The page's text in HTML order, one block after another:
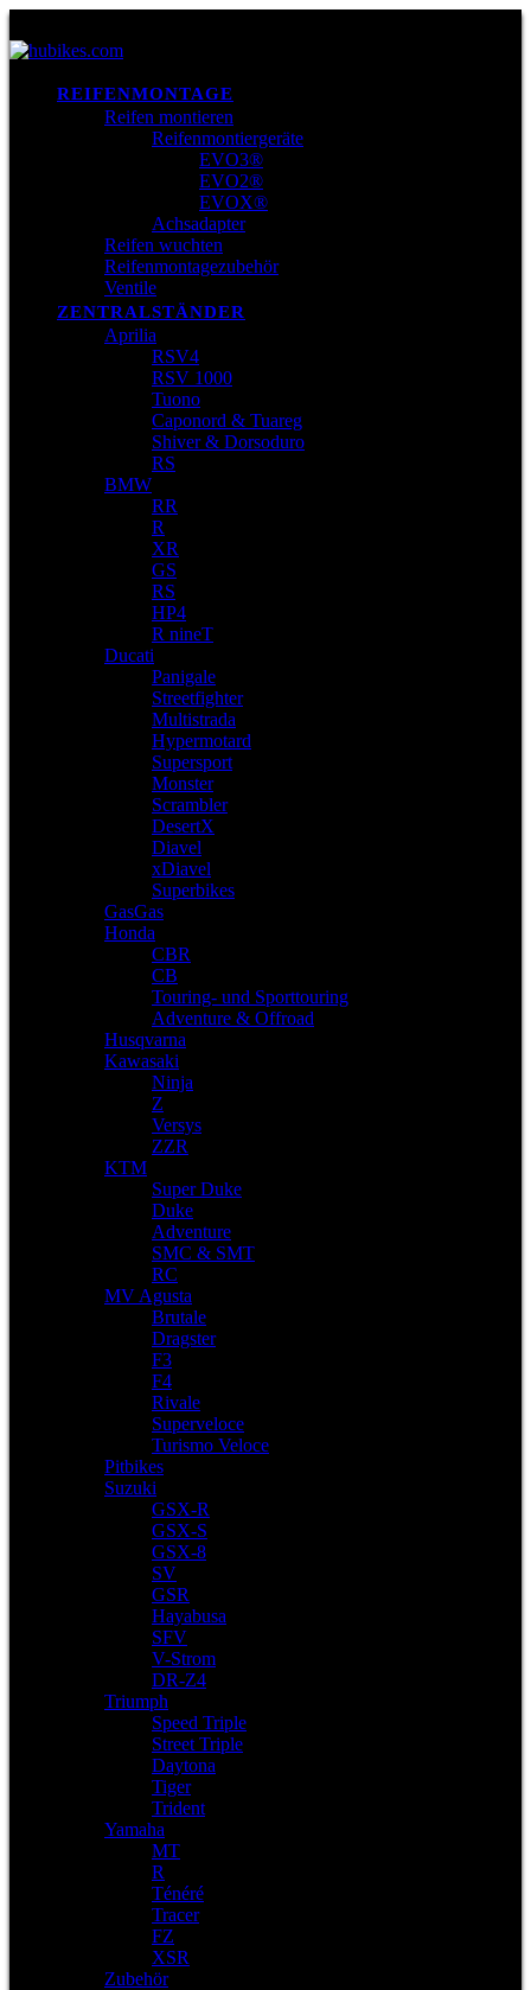
REIFENMONTAGE
Reifen montieren
Reifenmontiergeräte
EVO3®
EVO2®
EVOX®
Achsadapter
Reifen wuchten
Reifenmontagezubehör
Ventile
ZENTRALSTÄNDER
Aprilia
RSV4
RSV 1000
Tuono
Caponord & Tuareg
Shiver & Dorsoduro
RS
BMW
RR
R
XR
GS
RS
HP4
R nineT
Ducati
Panigale
Streetfighter
Multistrada
Hypermotard
Supersport
Monster
Scrambler
DesertX
Diavel
xDiavel
Superbikes
GasGas
Honda
CBR
CB
Touring- und Sporttouring
Adventure & Offroad
Husqvarna
Kawasaki
Ninja
Z
Versys
ZZR
KTM
Super Duke
Duke
Adventure
SMC & SMT
RC
MV Agusta
Brutale
Dragster
F3
F4
Rivale
Superveloce
Turismo Veloce
Pitbikes
Suzuki
GSX-R
GSX-S
GSX-8
SV
GSR
Hayabusa
SFV
V-Strom
DR-Z4
Triumph
Speed Triple
Street Triple
Daytona
Tiger
Trident
Yamaha
MT
R
Ténéré
Tracer
FZ
XSR
Zubehör